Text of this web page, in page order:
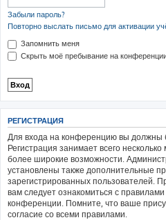
Забыли пароль?
Повторно выслать письмо для активации
Запомнить меня
Скрыть моё пребывание на
РЕГИСТРАЦИЯ
Для входа на конференцию вы должны
Регистрация занимает всего
более широкие возможности.
установлены также дополнительные
зарегистрированных пользователей.
вам следует ознакомиться с
конференции. Помните, что ваше
согласие со всеми правилами.